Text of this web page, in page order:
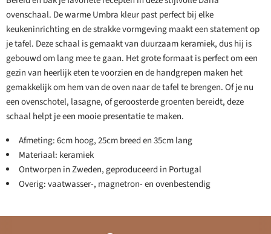
ovenschaal. De warme Umbra kleur past perfect bij elke
keukeninrichting en de strakke vormgeving maakt een statement op
je tafel. Deze schaal is gemaakt van duurzaam keramiek, dus hij is
gebouwd om lang mee te gaan. Het grote formaat is perfect om een
gezin van heerlijk eten te voorzien en de handgrepen maken het
gemakkelijk om hem van de oven naar de tafel te brengen. Of je nu
een ovenschotel, lasagne, of geroosterde groenten bereidt, deze
schaal helpt je een mooie presentatie te maken.
Afmeting: 6cm hoog, 25cm breed en 35cm lang
Materiaal: keramiek
Ontworpen in Zweden, geproduceerd in Portugal
Overig: vaatwasser-, magnetron- en ovenbestendig